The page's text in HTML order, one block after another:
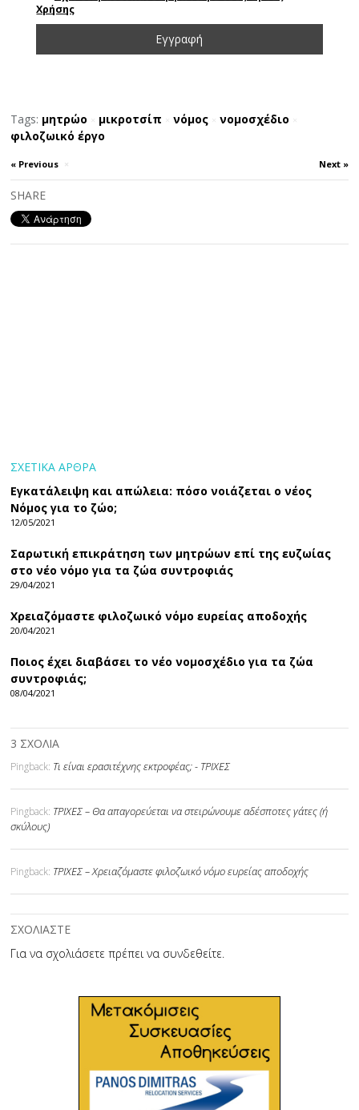
Χρήσης
Tags: μητρώο μικροτσίπ νόμος νομοσχέδιο
φιλοζωικό έργο
« Previous × Next »
SHARE
ΣΧΕΤΙΚΑ ΑΡΘΡΑ
Εγκατάλειψη και απώλεια: πόσο νοιάζεται ο νέος
Νόμος για το ζώο;
12/05/2021
Σαρωτική επικράτηση των μητρώων επί της ευζωίας
στο νέο νόμο για τα ζώα συντροφιάς
29/04/2021
Χρειαζόμαστε φιλοζωικό νόμο ευρείας αποδοχής
20/04/2021
Ποιος έχει διαβάσει το νέο νομοσχέδιο για τα ζώα
συντροφιάς;
08/04/2021
3 ΣΧΟΛΙΑ
Pingback: Τι είναι ερασιτέχνης εκτροφέας; - ΤΡΙΧΕΣ
Pingback: ΤΡΙΧΕΣ – Θα απαγορεύεται να στειρώνουμε αδέσποτες γάτες (ή
σκύλους)
Pingback: ΤΡΙΧΕΣ – Χρειαζόμαστε φιλοζωικό νόμο ευρείας αποδοχής
ΣΧΟΛΙΑΣΤΕ
Για να σχολιάσετε πρέπει να συνδεθείτε.